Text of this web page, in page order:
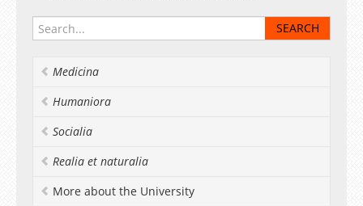
Medicina
Humaniora
Socialia
Realia et naturalia
More about the University